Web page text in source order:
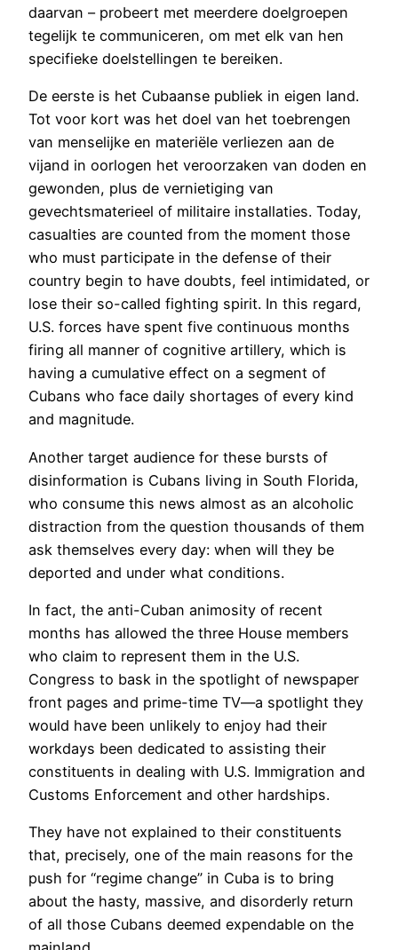
daarvan – probeert met meerdere doelgroepen
tegelijk te communiceren, om met elk van hen
specifieke doelstellingen te bereiken.
De eerste is het Cubaanse publiek in eigen land.
Tot voor kort was het doel van het toebrengen
van menselijke en materiële verliezen aan de
vijand in oorlogen het veroorzaken van doden en
gewonden, plus de vernietiging van
gevechtsmaterieel of militaire installaties. Today,
casualties are counted from the moment those
who must participate in the defense of their
country begin to have doubts, feel intimidated, or
lose their so-called fighting spirit. In this regard,
U.S. forces have spent five continuous months
firing all manner of cognitive artillery, which is
having a cumulative effect on a segment of
Cubans who face daily shortages of every kind
and magnitude.
Another target audience for these bursts of
disinformation is Cubans living in South Florida,
who consume this news almost as an alcoholic
distraction from the question thousands of them
ask themselves every day: when will they be
deported and under what conditions.
In fact, the anti-Cuban animosity of recent
months has allowed the three House members
who claim to represent them in the U.S.
Congress to bask in the spotlight of newspaper
front pages and prime-time TV—a spotlight they
would have been unlikely to enjoy had their
workdays been dedicated to assisting their
constituents in dealing with U.S. Immigration and
Customs Enforcement and other hardships.
They have not explained to their constituents
that, precisely, one of the main reasons for the
push for “regime change” in Cuba is to bring
about the hasty, massive, and disorderly return
of all those Cubans deemed expendable on the